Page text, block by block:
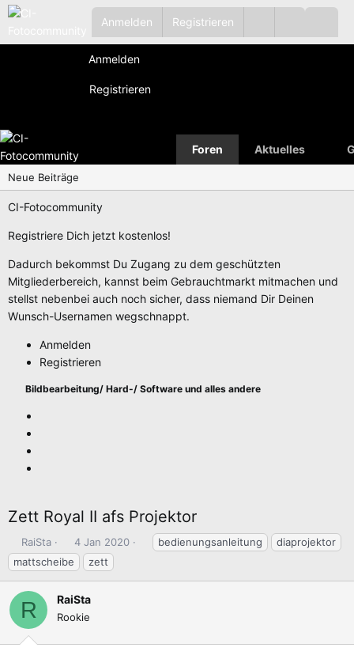
Anmelden Registrieren
Anmelden
Registrieren
Foren Aktuelles
Neue Beiträge
CI-Fotocommunity
Registriere Dich jetzt kostenlos!
Dadurch bekommst Du Zugang zu dem geschützten
Mitgliederbereich, kannst beim Gebrauchtmarkt mitmachen und
stellst nebenbei auch noch sicher, dass niemand Dir Deinen
Wunsch-Usernamen wegschnappt.
Anmelden
Registrieren
Bildbearbeitung/ Hard-/ Software und alles andere
Zett Royal II afs Projektor
E
r
s
e
l
RaiSta
E
r
s
e
l
4 Jan 2020
S bedienungsanleitung
diaprojektor
mattscheibe
zett
R RaiSta
Rookie